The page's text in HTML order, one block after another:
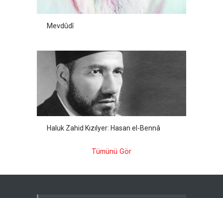
Mevdûdî
Haluk Zahid Kızılyer: Hasan el-Bennâ
Tümünü Gör